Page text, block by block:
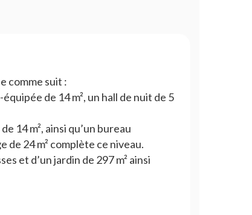
comme suit :
de 14 m², un hall de nuit de 5
14 m², ainsi qu’un bureau
de 24 m² complète ce niveau.
et d’un jardin de 297 m² ainsi